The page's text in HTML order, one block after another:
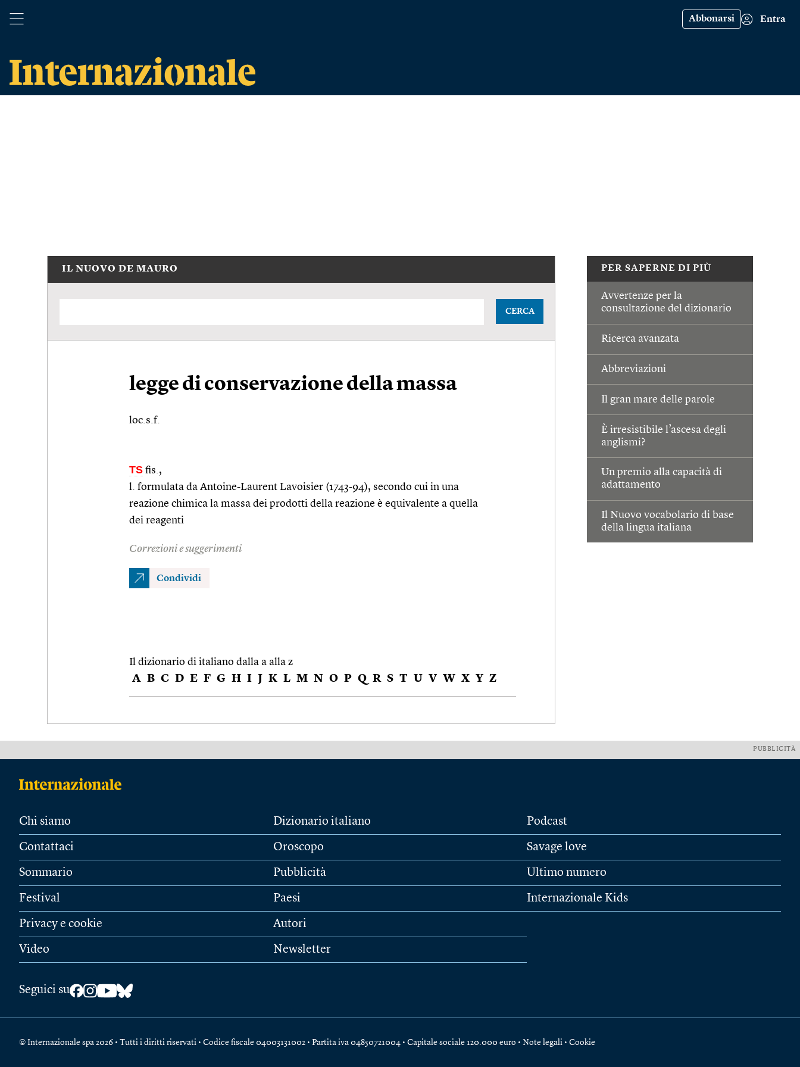
Abbonarsi Entra
PER SAPERNE DI PIÙ
Avvertenze per la
consultazione del dizionario
Ricerca avanzata
Abbreviazioni
Il gran mare delle parole
È irresistibile l’ascesa degli
anglismi?
Un premio alla capacità di
adattamento
Il Nuovo vocabolario di base
della lingua italiana
IL NUOVO DE MAURO
CERCA
legge di conservazione della massa
loc.s.f.
TS fis.,
l. formulata da Antoine-Laurent Lavoisier (1743-94), secondo cui in una
reazione chimica la massa dei prodotti della reazione è equivalente a quella
dei reagenti
Correzioni e suggerimenti
Condividi
Il dizionario di italiano dalla a alla z
A B C D E F G H I J K L M N O P Q R S T U V W X Y Z
PUBBLICITÀ
Chi siamo
Contattaci
Sommario
Festival
Privacy e cookie
Video
Dizionario italiano
Oroscopo
Pubblicità
Paesi
Autori
Newsletter
Podcast
Savage love
Ultimo numero
Internazionale Kids
Seguici su
© Internazionale spa 2026 • Tutti i diritti riservati • Codice fiscale 04003131002 • Partita iva 04850721004 • Capitale sociale 120.000 euro • Note legali • Cookie